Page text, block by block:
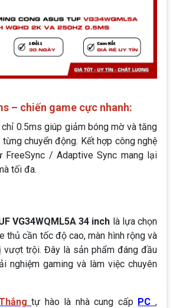
– chiến game cực nhanh:
0.5ms giúp giảm bóng mờ và tăng
chuyển động. Kết hợp công nghệ
FreeSync / Adaptive Sync mang lại
tối đa.
VG34WQML5A 34 inch là lựa chọn
thủ cần tốc độ cao, màn hình rộng và
vượt trội. Đây là sản phẩm đáng đầu
nghiệm gaming và làm việc chuyên
tự hào là nhà cung cấp PC ,